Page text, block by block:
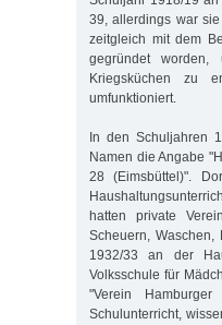
39, allerdings war
zeitgleich mit dem
gegründet worden,
Kriegsküchen zu
umfunktioniert.
In den Schuljahren
Namen die Angabe
28 (Eimsbüttel)".
hatten private
Scheuern,
1932/33 an der
Volksschule für
"Verein
Schulunterricht,